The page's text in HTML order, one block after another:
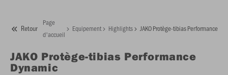
Retour
Page
d'accueil
Equipement Highlights JAKO Protège-tibias Performance
JAKO Protège-tibias Performance
Dynamic